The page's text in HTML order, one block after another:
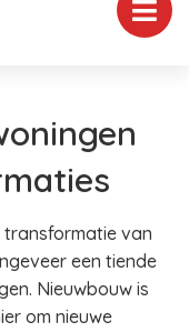
van
een tiende
Nieuwbouw is
om nieuwe